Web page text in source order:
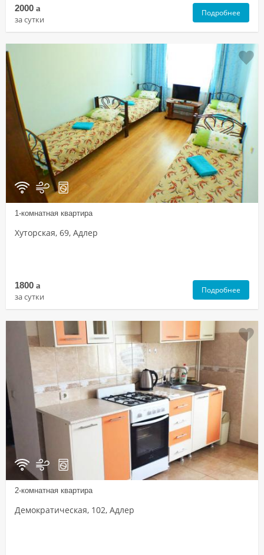
2000 a
за сутки
Подробнее
1-комнатная квартира
Хуторская, 69, Адлер
1800 a
за сутки
Подробнее
2-комнатная квартира
Демократическая, 102, Адлер